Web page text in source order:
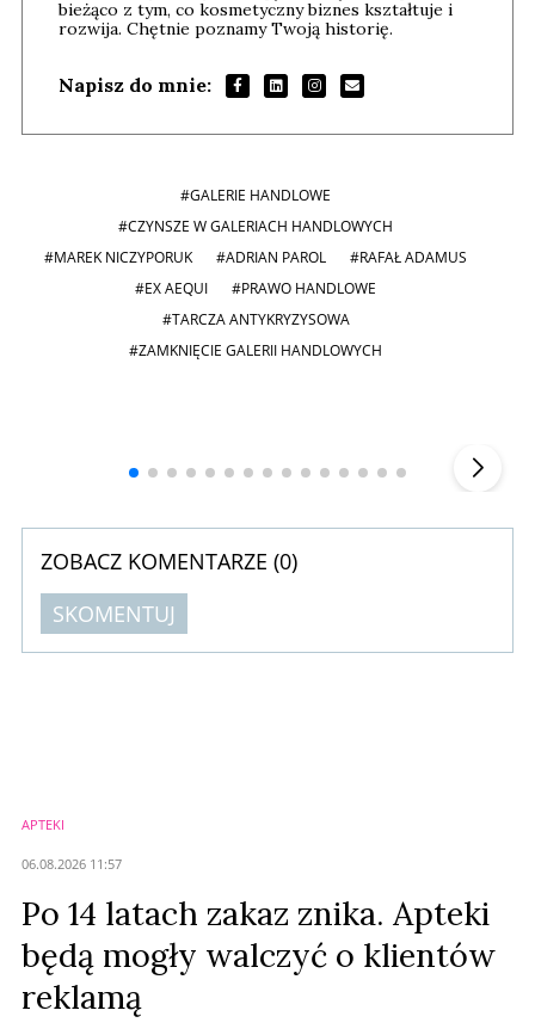
bieżąco z tym, co kosmetyczny biznes kształtuje i
rozwija. Chętnie poznamy Twoją historię.
Napisz do mnie:
#GALERIE HANDLOWE
#CZYNSZE W GALERIACH HANDLOWYCH
#MAREK NICZYPORUK
#ADRIAN PAROL
#RAFAŁ ADAMUS
#EX AEQUI
#PRAWO HANDLOWE
#TARCZA ANTYKRYZYSOWA
#ZAMKNIĘCIE GALERII HANDLOWYCH
ZOBACZ KOMENTARZE (0)
SKOMENTUJ
APTEKI
06.08.2026 11:57
Po 14 latach zakaz znika. Apteki
będą mogły walczyć o klientów
reklamą